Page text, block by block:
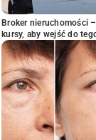
Broker nieruchomości
kursy, aby wejść do